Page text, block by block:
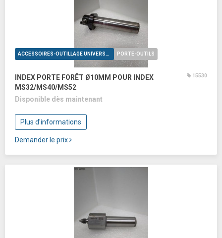
ACCESSOIRES-OUTILLAGE UNIVERSELS PORTE-OUTILS
INDEX PORTE FORÊT Ø10MM POUR INDEX
MS32/MS40/MS52
15530
Disponible dès maintenant
Plus d'informations
Demander le prix